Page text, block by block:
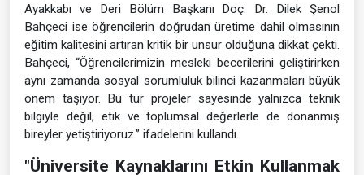
Ayakkabı ve Deri Bölüm Başkanı Doç. Dr. Dilek Şenol
Bahçeci ise öğrencilerin doğrudan üretime dahil olmasının
eğitim kalitesini artıran kritik bir unsur olduğuna dikkat çekti.
Bahçeci, “Öğrencilerimizin mesleki becerilerini geliştirirken
aynı zamanda sosyal sorumluluk bilinci kazanmaları büyük
önem taşıyor. Bu tür projeler sayesinde yalnızca teknik
bilgiyle değil, etik ve toplumsal değerlerle de donanmış
bireyler yetiştiriyoruz.” ifadelerini kullandı.
"Üniversite Kaynaklarını Etkin Kullanmak